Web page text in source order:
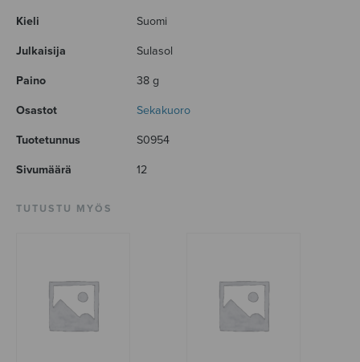
Kieli Suomi
Julkaisija Sulasol
Paino 38 g
Osastot Sekakuoro
Tuotetunnus S0954
Sivumäärä 12
TUTUSTU MYÖS